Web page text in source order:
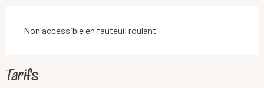
Non accessible en fauteuil roulant
Tarifs